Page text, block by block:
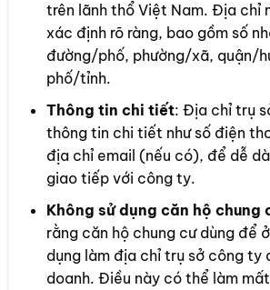
trên lãnh thổ Việt Nam. Địa chỉ
xác định rõ ràng, bao gồm số
đường/phố, phường/xã, quận/
phố/tỉnh.
Thông tin chi tiết: Địa chỉ trụ
thông tin chi tiết như số điện
địa chỉ email (nếu có), để dễ
giao tiếp với công ty.
Không sử dụng căn hộ chung
rằng căn hộ chung cư dùng để
dụng làm địa chỉ trụ sở công ty
doanh. Điều này có thể làm